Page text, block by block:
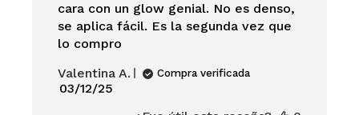
cara con un glow genial. No es denso,
se aplica fácil. Es la segunda vez que
lo compro
Valentina A.
Compra verificada
Fecha
03/12/25